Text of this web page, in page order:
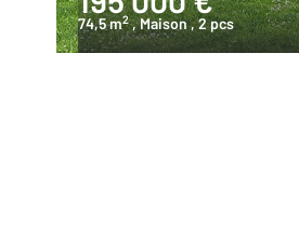
74,5 m2 , Maison, 2 pcs